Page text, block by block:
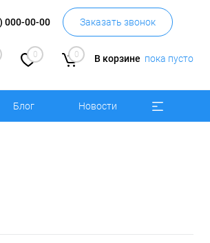
000-00-00 Заказать звонок
0 0 В корзине пока пусто
Блог Новости